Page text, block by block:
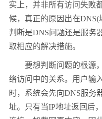
实上，并非所有访问失败
候，真正的原因出在
判断是DNS问题还是服务
取相应的解决措施。
要想判断问题的根源，
络访问中的关系。用户输
时，系统会先向DNS服务
址。只有当IP地址返回后